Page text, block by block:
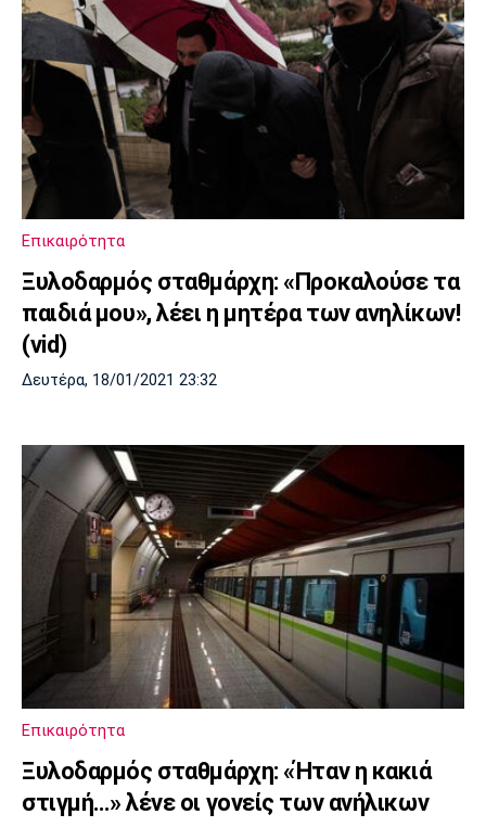
Επικαιρότητα
Ξυλοδαρμός σταθμάρχη: «Προκαλούσε τα
παιδιά μου», λέει η μητέρα των ανηλίκων!
(vid)
Δευτέρα, 18/01/2021 23:32
Επικαιρότητα
Ξυλοδαρμός σταθμάρχη: «Ήταν η κακιά
στιγμή…» λένε οι γονείς των ανήλικων